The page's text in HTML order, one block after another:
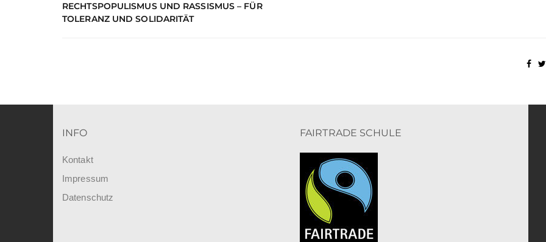
RECHTSPOPULISMUS UND RASSISMUS – FÜR
TOLERANZ UND SOLIDARITÄT
INFO
Kontakt
Impressum
Datenschutz
FAIRTRADE SCHULE